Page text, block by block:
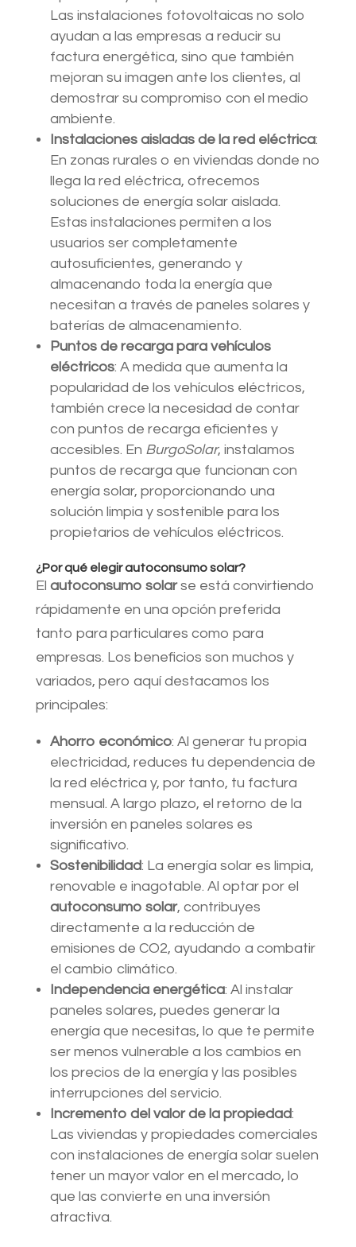
Las instalaciones fotovoltaicas no solo
ayudan a las empresas a reducir su
factura energética, sino que también
mejoran su imagen ante los clientes, al
demostrar su compromiso con el medio
ambiente.
Instalaciones aisladas de la red eléctrica:
En zonas rurales o en viviendas donde no
llega la red eléctrica, ofrecemos
soluciones de energía solar aislada.
Estas instalaciones permiten a los
usuarios ser completamente
autosuficientes, generando y
almacenando toda la energía que
necesitan a través de paneles solares y
baterías de almacenamiento.
Puntos de recarga para vehículos
eléctricos: A medida que aumenta la
popularidad de los vehículos eléctricos,
también crece la necesidad de contar
con puntos de recarga eficientes y
accesibles. En BurgoSolar, instalamos
puntos de recarga que funcionan con
energía solar, proporcionando una
solución limpia y sostenible para los
propietarios de vehículos eléctricos.
¿Por qué elegir autoconsumo solar?
El autoconsumo solarse está convirtiendo
rápidamente en una opción preferida
tanto para particulares como para
empresas. Los beneficios son muchos y
variados, pero aquí destacamos los
principales:
Ahorro económico: Al generar tu propia
electricidad, reduces tu dependencia de
la red eléctrica y, por tanto, tu factura
mensual. A largo plazo, el retorno de la
inversión en paneles solares es
significativo.
Sostenibilidad: La energía solar es limpia,
renovable e inagotable. Al optar por el
autoconsumo solar, contribuyes
directamente a la reducción de
emisiones de CO2, ayudando a combatir
el cambio climático.
Independencia energética: Al instalar
paneles solares, puedes generar la
energía que necesitas, lo que te permite
ser menos vulnerable a los cambios en
los precios de la energía y las posibles
interrupciones del servicio.
Incremento del valor de la propiedad:
Las viviendas y propiedades comerciales
con instalaciones de energía solar suelen
tener un mayor valor en el mercado, lo
que las convierte en una inversión
atractiva.